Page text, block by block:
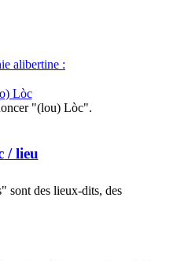
alibertine :
Lòc
"(lou) Lòc".
/ lieu
sont des lieux-dits, des